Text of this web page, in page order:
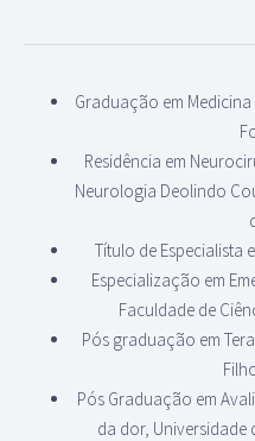
Graduação em
Residência em
Neurologia Deolindo
Título de Especialista
Especialização em
Faculdade de
Pós graduação em
Pós Graduação em
da dor, Universidade